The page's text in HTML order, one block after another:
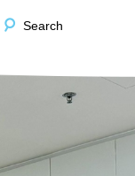
Search